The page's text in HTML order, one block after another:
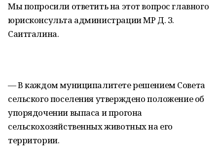
Мы попросили ответить на этот вопрос главного
юрисконсульта администрации МР Д. З.
Саитгалина.
— В каждом муниципалитете решением Совета
сельского поселения утверждено положение об
упорядочении выпаса и прогона
сельскохозяйственных животных на его
территории.